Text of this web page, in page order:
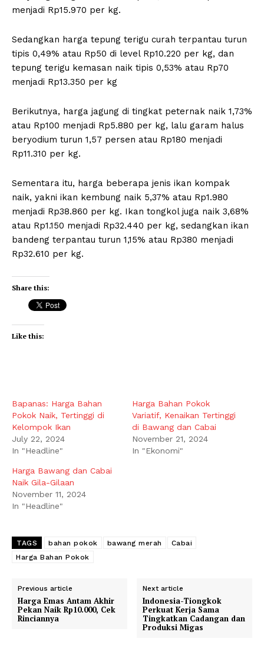
menjadi Rp15.970 per kg.
Sedangkan harga tepung terigu curah terpantau turun
tipis 0,49% atau Rp50 di level Rp10.220 per kg, dan
tepung terigu kemasan naik tipis 0,53% atau Rp70
menjadi Rp13.350 per kg
Berikutnya, harga jagung di tingkat peternak naik 1,73%
atau Rp100 menjadi Rp5.880 per kg, lalu garam halus
beryodium turun 1,57 persen atau Rp180 menjadi
Rp11.310 per kg.
Sementara itu, harga beberapa jenis ikan kompak
naik, yakni ikan kembung naik 5,37% atau Rp1.980
menjadi Rp38.860 per kg. Ikan tongkol juga naik 3,68%
atau Rp1.150 menjadi Rp32.440 per kg, sedangkan ikan
bandeng terpantau turun 1,15% atau Rp380 menjadi
Rp32.610 per kg.
Share this:
Like this:
Bapanas: Harga Bahan
Pokok Naik, Tertinggi di
Kelompok Ikan
July 22, 2024
In "Headline"
Harga Bahan Pokok
Variatif, Kenaikan Tertinggi
di Bawang dan Cabai
November 21, 2024
In "Ekonomi"
Harga Bawang dan Cabai
Naik Gila-Gilaan
November 11, 2024
In "Headline"
TAGS bahan pokok bawang merah
Cabai
Harga Bahan Pokok
Previous article
Harga Emas Antam Akhir
Pekan Naik Rp10.000, Cek
Rinciannya
Next article
Indonesia-Tiongkok
Perkuat Kerja Sama
Tingkatkan Cadangan dan
Produksi Migas